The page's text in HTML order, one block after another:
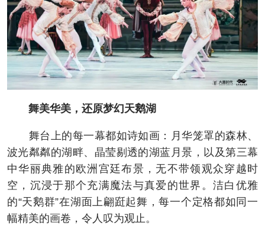
舞美华美，还原梦幻天鹅湖
舞台上的每一幕都如诗如画：月华笼罩的森林、
波光粼粼的湖畔、晶莹剔透的湖蓝月景，以及第三幕
中华丽典雅的欧洲宫廷布景，无不带领观众穿越时
空，沉浸于那个充满魔法与真爱的世界。洁白优雅
的“天鹅群”在湖面上翩跹起舞，每一个定格都如同一
幅精美的画卷，令人叹为观止。